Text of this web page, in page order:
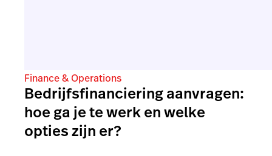
Finance & Operations
Bedrijfsfinanciering aanvragen:
hoe ga je te werk en welke
opties zijn er?